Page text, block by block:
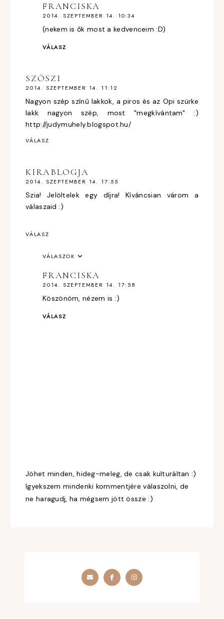
FRANCISKA
2014. SZEPTEMBER 14. 10:34
(nekem is ők most a kedvenceim :D)
VÁLASZ
SZÖSZI
2014. SZEPTEMBER 14. 11:12
Nagyon szép színű lakkok, a piros és az Opi szürke
lakk nagyon szép, most "megkívántam" :)
http://judymuhely.blogspot.hu/
VÁLASZ
KIRABLOGJA
2014. SZEPTEMBER 14. 17:55
Szia! Jelöltelek egy díjra! Kíváncsian várom a
válaszaid :)
VÁLASZ
VÁLASZOK
FRANCISKA
2014. SZEPTEMBER 14. 17:58
Köszönöm, nézem is :)
VÁLASZ
Jöhet minden, hideg-meleg, de csak kulturáltan :)
Igyekszem mindenki kommentjére válaszolni, de
ne haragudj, ha mégsem jött össze :)